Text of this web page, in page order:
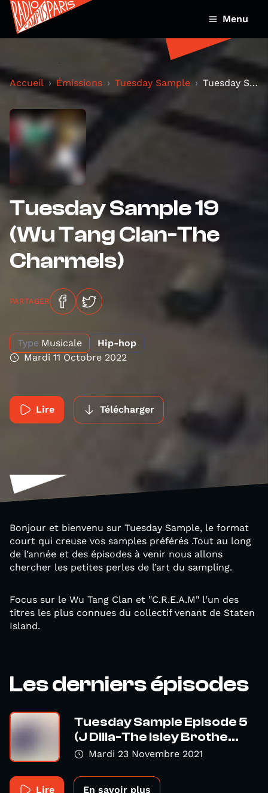
Menu
Accueil Émissions Tuesday Sample Tuesday Sample 19 (Wu Tang Clan-The Charmels)
Tuesday Sample 19
(Wu Tang Clan-The
Charmels)
PARTAGER
Type Musicale
Hip-hop
Mardi 11 Octobre 2022
Lire Télécharger
Bonjour et bienvenu sur Tuesday Sample, le format
court qui creuse vos samples préférés .Tout au long
de l’année et des épisodes à venir nous allons
chercher les petites perles de l’art du sampling.
Focus sur le Wu Tang Clan et "C.R.E.A.M" l'un des
titres les plus connues du collectif venant de Staten
Island.
Les derniers épisodes
Tuesday Sample Episode 5
(J Dilla-The Isley Brothe...
Mardi 23 Novembre 2021
Lire En savoir plus